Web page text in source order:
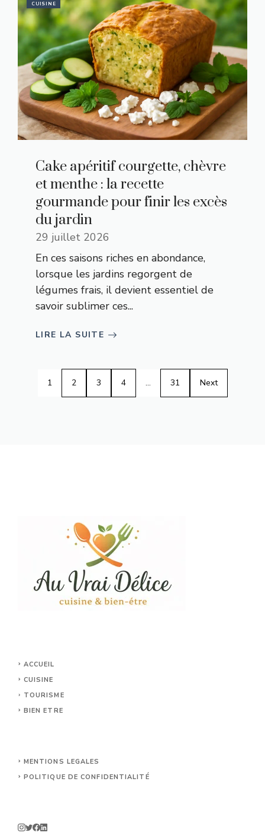
CUISINE
Cake apéritif courgette, chèvre
et menthe : la recette
gourmande pour finir les excès
du jardin
29 juillet 2026
En ces saisons riches en abondance,
lorsque les jardins regorgent de
légumes frais, il devient essentiel de
savoir sublimer ces...
LIRE LA SUITE
1 2 3 4 … 31 Next
ACCUEIL
CUISINE
TOURISME
BIEN ETRE
MENTIONS LEGALES
POLITIQUE DE CONFIDENTIALITÉ